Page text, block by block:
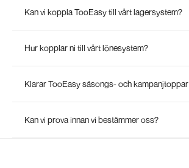
Kan vi koppla TooEasy till vårt lagersystem?
Hur kopplar ni till vårt lönesystem?
Klarar TooEasy säsongs- och kampanjtoppar
Kan vi prova innan vi bestämmer oss?